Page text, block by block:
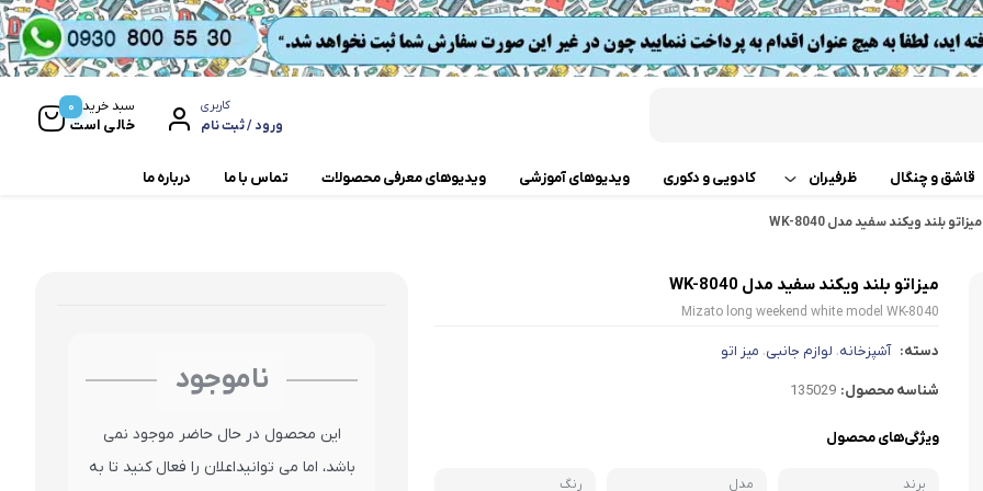
کاربری
ورود / ثبت نام
سبد خرید
خالی است
0
قاشق و چنگال ظرفیران
تابه دو دسته
تابه تک دسته
کادویی و دکوری ویدیوهای آموزشی ویدیوهای معرفی محصولات تماس با ما درباره ما
میزاتو بلند ویکند سفید مدل WK-8040
میزاتو بلند ویکند سفید مدل WK-8040
Mizato long weekend white model WK-8040
دسته: آشپزخانه، لوازم جانبی، میز اتو
شناسه محصول: 135029
ویژگی‌های محصول
برند مدل رنگ
ناموجود
این محصول در حال حاضر موجود نمی
باشد، اما می توانیداعلان را فعال کنید تا به